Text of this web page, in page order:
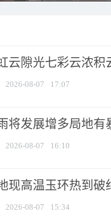
云隙光七彩云浓积
2026-08-07 17:07
将发展增多局地有
2026-08-07 16:10
现高温玉环热到破
2026-08-07 15:34